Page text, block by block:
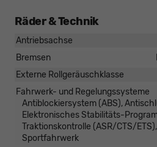
Räder & Technik
Antriebsachse
Bremsen
Externe Rollgeräuschklasse
Fahrwerk- und Regelungssysteme
Antiblockiersystem (ABS),
Elektronisches Stabilitäts-
Traktionskontrolle (ASR/CTS/
Sportfahrwerk